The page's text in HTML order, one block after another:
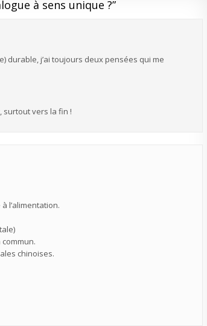
à sens unique ?”
durable, j’ai toujours deux pensées qui me
surtout vers la fin !
l’alimentation.
chinoises.